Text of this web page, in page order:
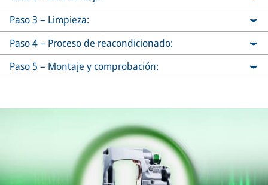
Paso 3 – Limpieza:
Paso 4 – Proceso de reacondicionado:
Paso 5 – Montaje y comprobación: